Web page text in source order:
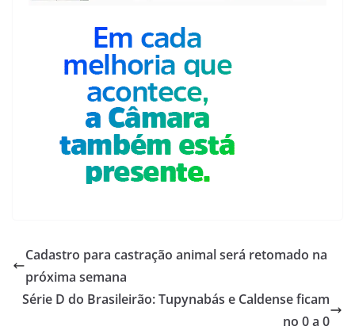
Cadastro para castração animal será retomado na
próxima semana
Série D do Brasileirão: Tupynabás e Caldense ficam
no 0 a 0